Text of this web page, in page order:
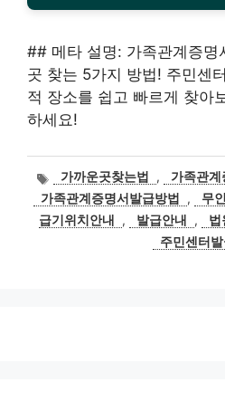
## 메타 설명: 가족관계증명
곳 찾는 5가지 방법! 주민센
적 장소를 쉽고 빠르게 찾아
하세요!
태
그
가까운곳찾는법 , 가족관계
가족관계증명서발급방법
, 무
급기위치안내
, 발급안내 , 법
주민센터